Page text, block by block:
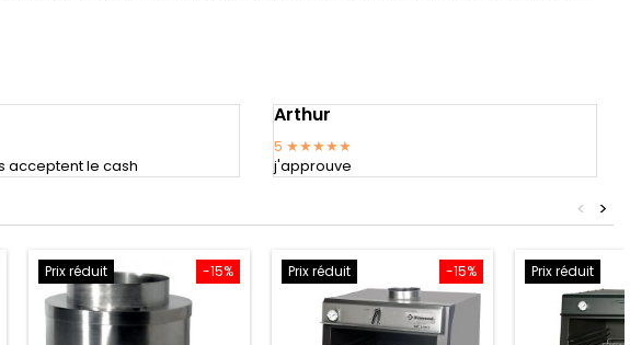
acceptent le cash
Arthur
5 ★★★★★
j'approuve
>
<
-15%
Prix réduit -15%
Prix réduit Prix réduit